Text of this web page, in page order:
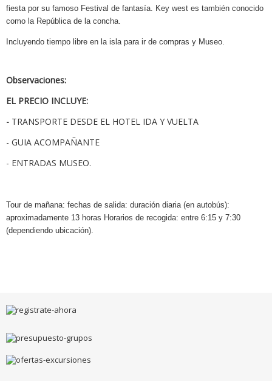
fiesta por su famoso Festival de fantasía. Key west es también conocido
como la República de la concha.
Incluyendo tiempo libre en la isla para ir de compras y Museo.
Observaciones:
EL PRECIO INCLUYE:
- TRANSPORTE DESDE EL HOTEL IDA Y VUELTA
- GUIA ACOMPAÑANTE
- ENTRADAS MUSEO.
Tour de mañana: fechas de salida: duración diaria (en autobús):
aproximadamente 13 horas Horarios de recogida: entre 6:15 y 7:30
(dependiendo ubicación).